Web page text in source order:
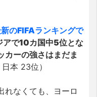
のFIFAランキングで
で10カ国中5位とな
カーの強さはまだま
日本 23位）
れなくても、ヨーロ